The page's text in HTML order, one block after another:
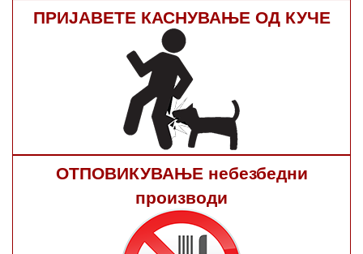
ПРИЈАВЕТЕ КАСНУВАЊЕ ОД КУЧЕ
ОТПОВИКУВАЊЕ небезбедни
производи